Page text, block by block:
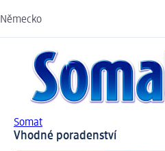
Německo
Somat
Vhodné poradenství